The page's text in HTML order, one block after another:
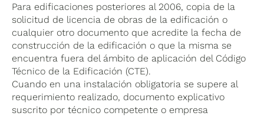
Para edificaciones posteriores al 2006, copia de la
solicitud de licencia de obras de la edificación o
cualquier otro documento que acredite la fecha de
construcción de la edificación o que la misma se
encuentra fuera del ámbito de aplicación del Código
Técnico de la Edificación (CTE).
Cuando en una instalación obligatoria se supere al
requerimiento realizado, documento explicativo
suscrito por técnico competente o empresa